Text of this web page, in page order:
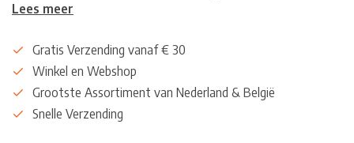
Lees meer
Gratis Verzending vanaf € 30
Winkel en Webshop
Grootste Assortiment van Nederland & België
Snelle Verzending